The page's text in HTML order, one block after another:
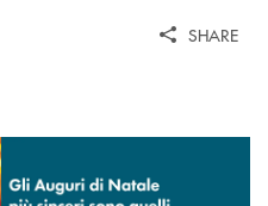
SHARE